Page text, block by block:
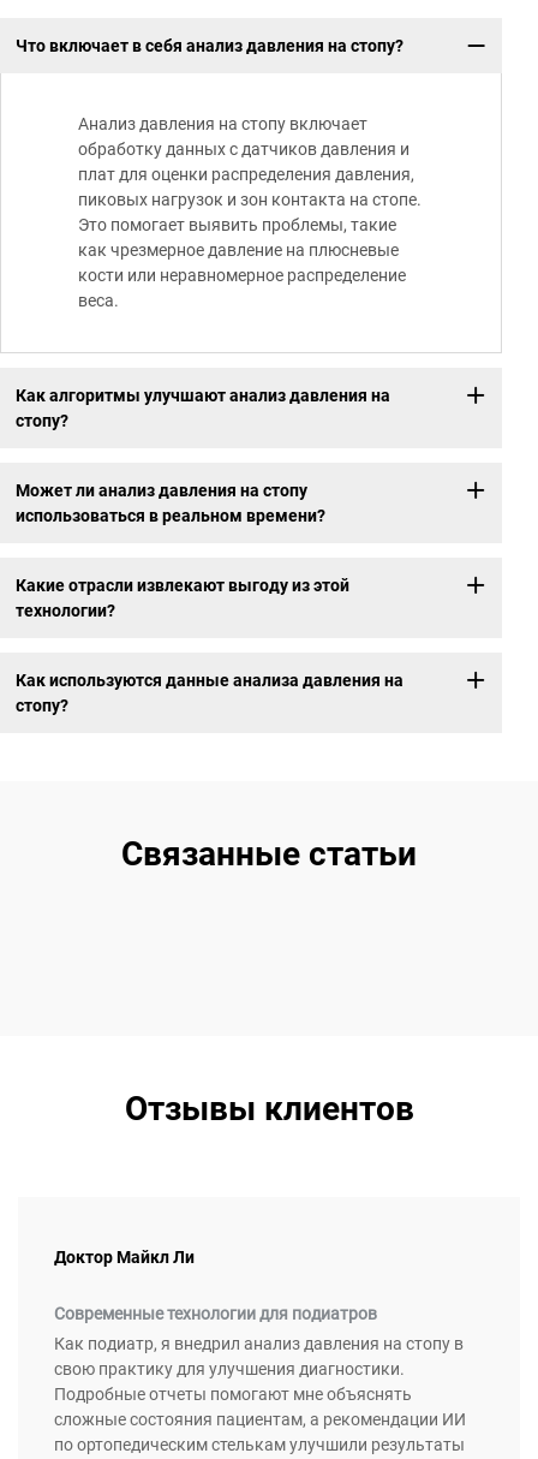
Что включает в себя анализ давления на стопу?
Анализ давления на стопу включает
обработку данных с датчиков давления и
плат для оценки распределения давления,
пиковых нагрузок и зон контакта на стопе.
Это помогает выявить проблемы, такие
как чрезмерное давление на плюсневые
кости или неравномерное распределение
веса.
Как алгоритмы улучшают анализ давления на
стопу?
Может ли анализ давления на стопу
использоваться в реальном времени?
Какие отрасли извлекают выгоду из этой
технологии?
Как используются данные анализа давления на
стопу?
Связанные статьи
Отзывы клиентов
Доктор Майкл Ли
Современные технологии для подиатров
Как подиатр, я внедрил анализ давления на стопу в
свою практику для улучшения диагностики.
Подробные отчеты помогают мне объяснять
сложные состояния пациентам, а рекомендации ИИ
по ортопедическим стелькам улучшили результаты